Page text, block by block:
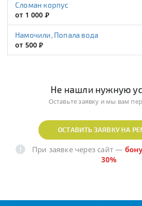
Сломан корпус
от 1 000Р
Намочили, Попала вода
от 500Р
Не нашли нужную
Оставьте заявку и мы вам
ОСТАВИТЬ ЗАЯВКУ НА
При заявке через сайт—
30%